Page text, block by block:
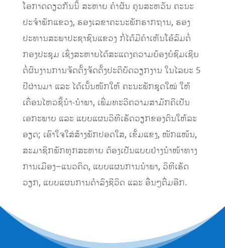
ໂອກາດດຽວກັນນີ້ ສະຫາຍ ຄໍາຜັນ ຄູນສະຫວັນ ຄະນະ
ປະຈໍາພັກແຂວງ, ຮອງເລຂາຄະນະພັກຮາກຖານ, ຮອງ
ປະທານສະພາປະຊາຊົນແຂວງ ກໍ່ໄດ້​ມີ​ຄຳ​ເຫັນ​ໂອ້​ລົມ​ຕໍ່​
ກອງ​ປະ​ຊຸມ ເຊິ່ງ​ສະ​ຫາຍ​ໄດ້​ສະ​ແດງ​ຄວາມຍ້ອງຍໍຊົມ​ເຊີຍ​
ຕໍ່​ຜົນ​ງານ​ການ​ຈັດ​ຕັ້ງຈັດຕັ້ງປະຕິບັດວຽກງານ ໃນໄລຍະ 5
ປີຜ່ານມາ ແລະ ໄດ້ເນັ້ນໜັກໃຫ້ ​ຄະ​ນະ​ພັກ​ຊຸດໃໝ່ ໃຫ້
ເຄື່ອນໄຫວຊີ້ນໍາ-ນໍາພາ, ເພີ່ມທະວີຄວາມສາມັກຄີເປັນ
ເອກະພາບ ແລະ ແບບແຜນວິທີເຮັດວຽກຂອງ​ຕົນໃຫ້​ລະ​
ອຽດ​; ເອົາ​ໃຈ​ໃສ່​ສ້າງ​ພັກ​ປອດ​ໃສ​, ເຂັ້ມ​ແຂງ, ໜັກ​ແໜ້ນ, ​
ສະ​ມາ​ຊິ​ກ​ພັກ​ທຸກ​ສະ​ຫາຍ ຕ້ອງເປັນ​ແບບ​ຢ່າງ​ນຳ​ໜ້າ​ທາງ​
ການ​ເມືອງ–ແນວ​ຄິດ, ແບບ​ແຜນ​ການ​ນຳ​ພາ, ວິ​ທີ​ເຮັດ​
ວຽກ, ແບບ​ແຜນ​ການ​ດຳ​ລົງ​ຊີ​ວິດ ແລະ ອື່ນໆຕື່ມອີກ.